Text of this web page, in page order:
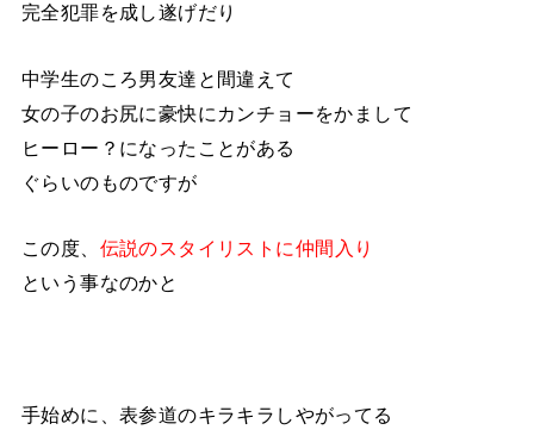
完全犯罪を成し遂げだり
中学生のころ男友達と間違えて
女の子のお尻に豪快にカンチョーをかまして
ヒーロー？になったことがある
ぐらいのものですが
この度、 伝説のスタイリストに仲間入り
という事なのかと
手始めに、表参道のキラキラしやがってる